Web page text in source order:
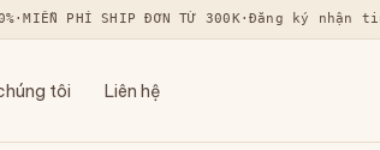
·MIỄN PHÍ SHIP ĐƠN TỪ 300K·Đăng ký nhận
tôi Liên hệ